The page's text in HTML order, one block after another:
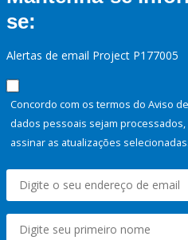
se:
Alertas de email Project P177005
Concordo com os termos do Aviso
dados pessoais sejam
assinar as atualizações selecionadas.